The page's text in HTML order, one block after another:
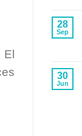
El
28
Sep
30
Jun